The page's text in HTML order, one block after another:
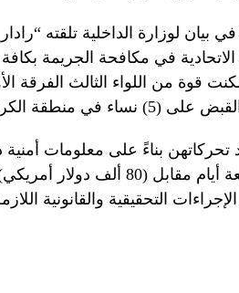
بيان لوزارة الداخلية تلقته
في مكافحة الجريمة بكافة
قوة من اللواء الثالث الفرقة
وسط العاصمة بغداد “.
بناءً على معلومات
حديث الولادة يبلغ من العمر سبعة
التحقيقية والقانونية